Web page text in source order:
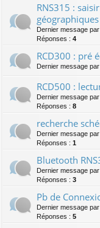
RNS315 :
géographiques
Dernier message par
Réponses : 4
RCD300 : pré
Dernier message par
RCD500 :
Dernier message par
Réponses : 8
recherche
Dernier message par
Réponses : 1
Bluetooth
Dernier message par
Réponses : 3
Pb de
Dernier message par
Réponses : 5